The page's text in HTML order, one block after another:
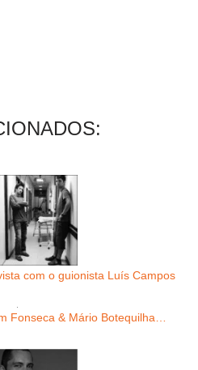
com o guionista Luís Campos
Fonseca & Mário Botequilha…